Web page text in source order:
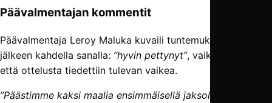
Päävalmentajan kommentit
Päävalmentaja Leroy Maluka kuvaili tuntemuksia ottelun
jälkeen kahdella sanalla: ”hyvin pettynyt”, vaikka totesikin,
että ottelusta tiedettiin tulevan vaikea.
”Päästimme kaksi maalia ensimmäisellä jaksolla, ja jälleen